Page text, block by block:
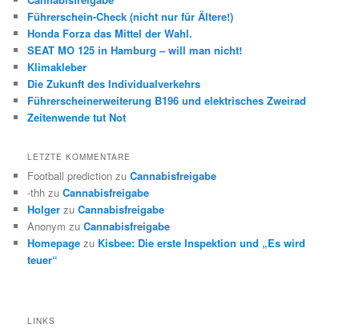
Führerschein-Check (nicht nur für Ältere!)
Honda Forza das Mittel der Wahl.
SEAT MO 125 in Hamburg – will man nicht!
Klimakleber
Die Zukunft des Individualverkehrs
Führerscheinerweiterung B196 und elektrisches Zweirad
Zeitenwende tut Not
LETZTE KOMMENTARE
Football prediction zuCannabisfreigabe
-thh zuCannabisfreigabe
Holger zuCannabisfreigabe
Anonym zuCannabisfreigabe
Homepage zu Kisbee: Die erste Inspektion und „Es wird
teuer“
LINKS